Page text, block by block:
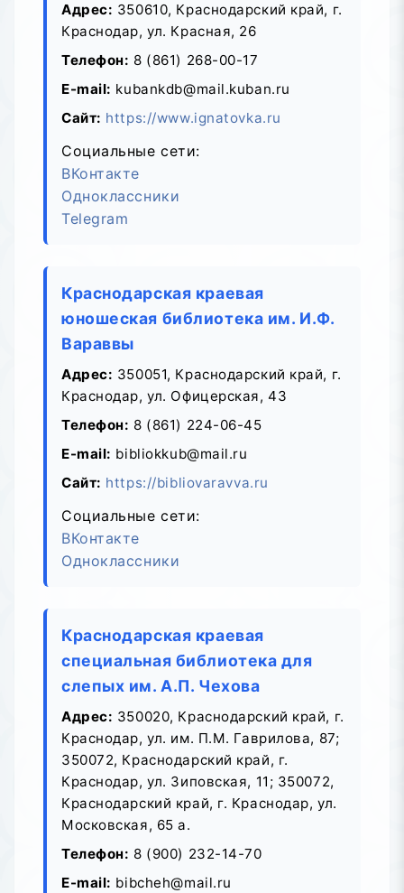
Адрес: 350610, Краснодарский край, г.
Краснодар, ул. Красная, 26
Телефон: 8 (861) 268-00-17
E-mail: kubankdb@mail.kuban.ru
Сайт: https://www.ignatovka.ru
Социальные сети:
ВКонтакте
Одноклассники
Telegram
Краснодарская краевая
юношеская библиотека им. И.Ф.
Вараввы
Адрес: 350051, Краснодарский край, г.
Краснодар, ул. Офицерская, 43
Телефон: 8 (861) 224-06-45
E-mail: bibliokkub@mail.ru
Сайт: https://bibliovaravva.ru
Социальные сети:
ВКонтакте
Одноклассники
Краснодарская краевая
специальная библиотека для
слепых им. А.П. Чехова
Адрес: 350020, Краснодарский край, г.
Краснодар, ул. им. П.М. Гаврилова, 87;
350072, Краснодарский край, г.
Краснодар, ул. Зиповская, 11; 350072,
Краснодарский край, г. Краснодар, ул.
Московская, 65 а.
Телефон: 8 (900) 232-14-70
E-mail: bibcheh@mail.ru